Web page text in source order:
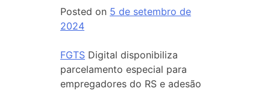
Posted on 5 de setembro de
2024
FGTS Digital disponibiliza
parcelamento especial para
empregadores do RS e adesão